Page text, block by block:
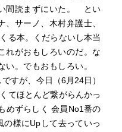
間読まずにいた。 とい
、サーノ、木村弁護士、
る本。くだらないし本当
れがおもしろいのだ。な
い。でもおもしろい。
すが、今日（6月24日）
てほとんど繋がらんかっ
めずらしく 会員No1番の
様にUpして去っていっ